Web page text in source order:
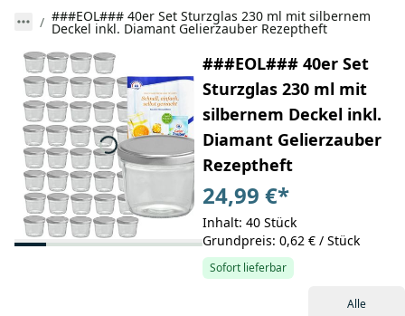
###EOL### 40er Set Sturzglas 230 ml mit silbernem
Deckel inkl. Diamant Gelierzauber Rezeptheft
###EOL### 40er Set
Sturzglas 230 ml mit
silbernem Deckel inkl.
Diamant Gelierzauber
Rezeptheft
24,99 €*
Inhalt: 40 Stück
Grundpreis: 0,62 € / Stück
Sofort lieferbar
Alle